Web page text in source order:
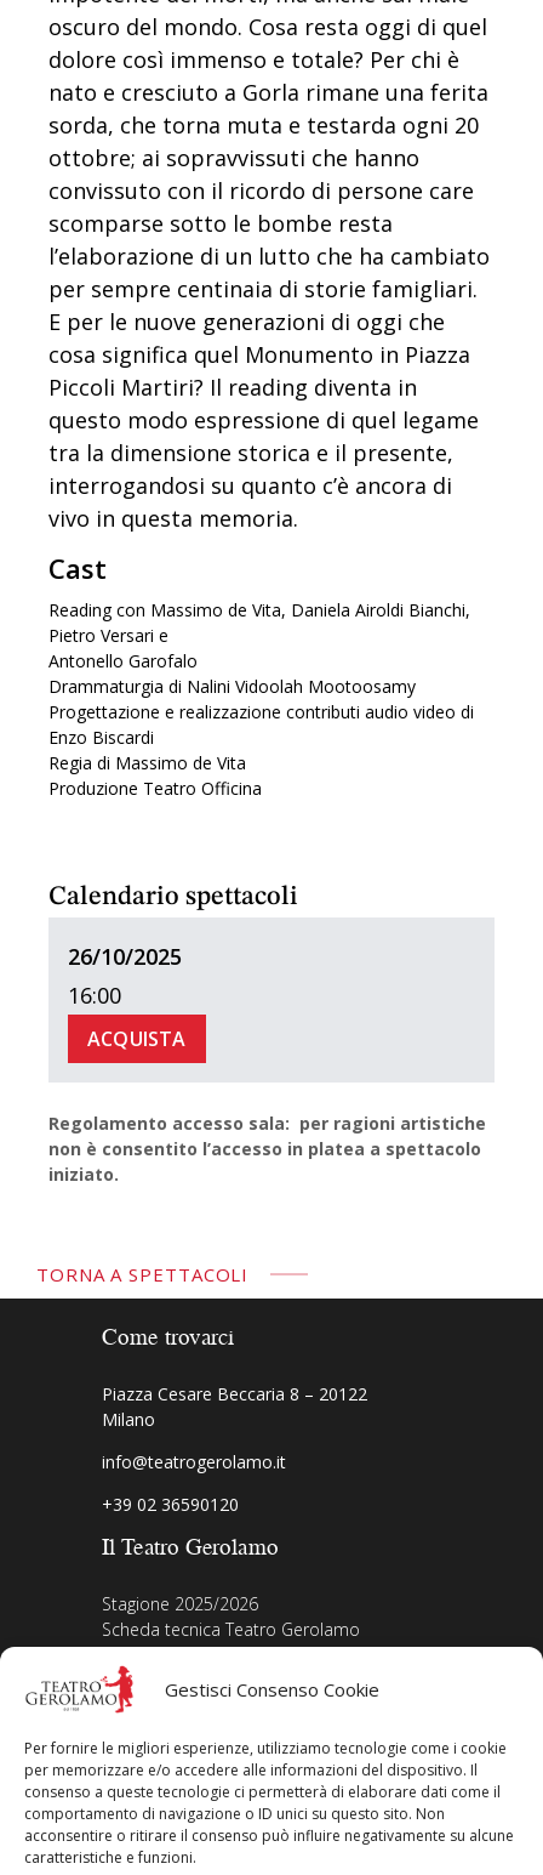
Gestisci Consenso Cookie
Per fornire le migliori esperienze, utilizziamo tecnologie come i cookie
per memorizzare e/o accedere alle informazioni del dispositivo. Il
consenso a queste tecnologie ci permetterà di elaborare dati come il
comportamento di navigazione o ID unici su questo sito. Non
acconsentire o ritirare il consenso può influire negativamente su alcune
caratteristiche e funzioni.
oscuro del mondo. Cosa resta oggi di quel
dolore così immenso e totale? Per chi è
nato e cresciuto a Gorla rimane una ferita
sorda, che torna muta e testarda ogni 20
ottobre; ai sopravvissuti che hanno
convissuto con il ricordo di persone care
scomparse sotto le bombe resta
l’elaborazione di un lutto che ha cambiato
per sempre centinaia di storie famigliari.
E per le nuove generazioni di oggi che
cosa significa quel Monumento in Piazza
Piccoli Martiri? Il reading diventa in
questo modo espressione di quel legame
tra la dimensione storica e il presente,
interrogandosi su quanto c’è ancora di
vivo in questa memoria.
Cast
Reading con Massimo de Vita, Daniela Airoldi Bianchi,
Pietro Versari e
Antonello Garofalo
Drammaturgia di Nalini Vidoolah Mootoosamy
Progettazione e realizzazione contributi audio video di
Enzo Biscardi
Regia di Massimo de Vita
Produzione Teatro Officina
Calendario spettacoli
26/10/2025
16:00
ACQUISTA
Regolamento accesso sala: per ragioni artistiche
non è consentito l’accesso in platea a spettacolo
iniziato.
TORNA A SPETTACOLI
Come trovarci
Piazza Cesare Beccaria 8 – 20122
Milano
info@teatrogerolamo.it
+39 02 36590120
Il Teatro Gerolamo
Stagione 2025/2026
Scheda tecnica Teatro Gerolamo
Biografia Direttore
Acquista i biglietti
La nostra storia
Area legale
Contatti
Privacy Policy